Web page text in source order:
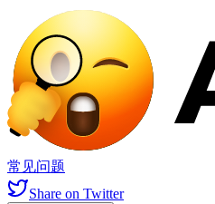
常见问题
Share on Twitter